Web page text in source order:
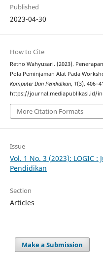
Published
2023-04-30
How to Cite
Retno Wahyusari. (2023).
Pola Peminjaman Alat Pada
Komputer Dan Pendidikan, 1(3),
https://journal.mediapublikasi.id/
More Citation Formats
Issue
Vol. 1 No. 3 (2023): LOGIC
Pendidikan
Section
Articles
Make a Submission